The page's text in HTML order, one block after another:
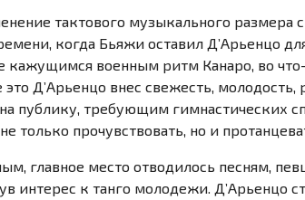
тактового музыкального размера
когда Бьяжи оставил Д’Aрьенцо
кажущимся военным ритм Канаро, во
Д’Aрьенцо внес свежесть,
публику, требующим гимнастических
прочувствовать, но и
главное место отводилось песням,
интерес к танго молодежи. Д’Aрьенцо